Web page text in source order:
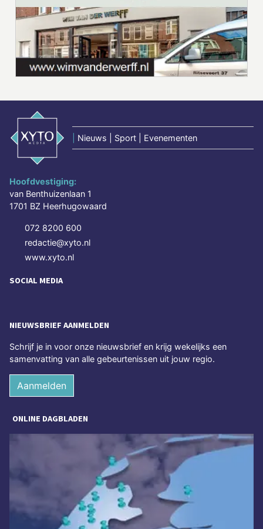
Nieuws | Sport | Evenementen
Hoofdvestiging:
van Benthuizenlaan 1
1701 BZ Heerhugowaard
072 8200 600
redactie@xyto.nl
www.xyto.nl
SOCIAL MEDIA
NIEUWSBRIEF AANMELDEN
Schrijf je in voor onze nieuwsbrief en krijg wekelijks een
samenvatting van alle gebeurtenissen uit jouw regio.
Aanmelden
ONLINE DAGBLADEN